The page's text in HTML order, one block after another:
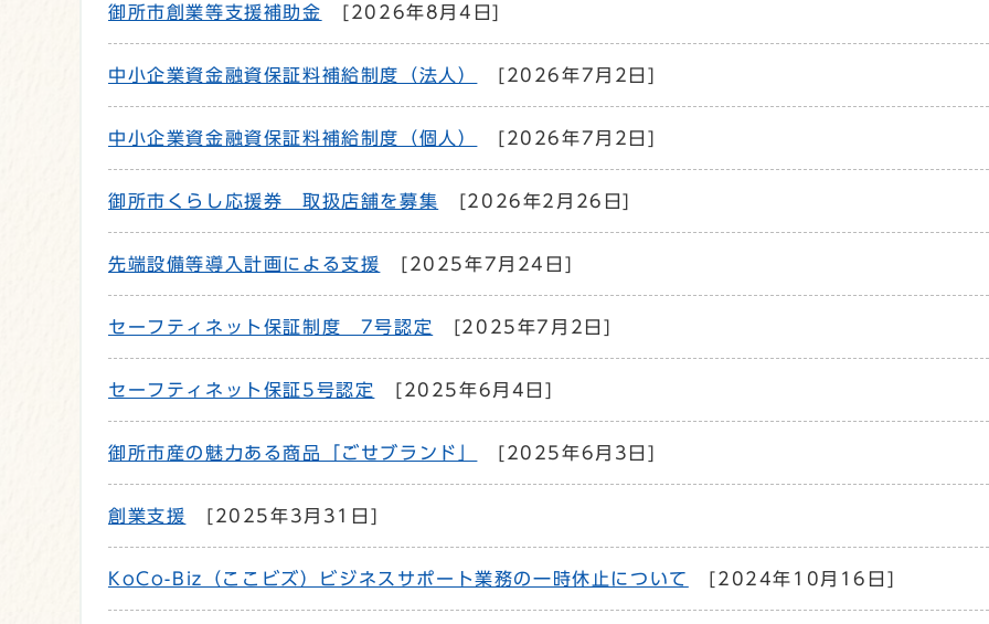
御所市創業等支援補助金 [2026年8月4日]
中小企業資金融資保証料補給制度（法人） [2026年7月2日]
中小企業資金融資保証料補給制度（個人） [2026年7月2日]
御所市くらし応援券 取扱店舗を募集 [2026年2月26日]
先端設備等導入計画による支援 [2025年7月24日]
セーフティネット保証制度 7号認定 [2025年7月2日]
セーフティネット保証5号認定 [2025年6月4日]
御所市産の魅力ある商品「ごせブランド」 [2025年6月3日]
創業支援 [2025年3月31日]
KoCo-Biz（ここビズ）ビジネスサポート業務の一時休止について [2024年10月16日]